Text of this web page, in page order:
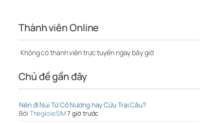
Thành viên Online
Không có thành viên trực tuyến ngay bây giờ
Chủ đề gần đây
Nên đi Núi Tứ Cô Nương hay Cửu Trại Câu?
Bởi ThegioieSIM7 giờ trước